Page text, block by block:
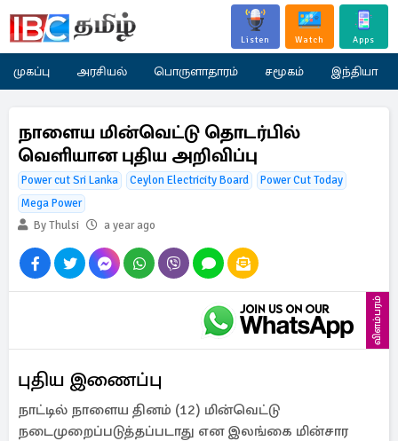
Listen Watch Apps
முகப்பு அரசியல் பொருளாதாரம் சமூகம் இந்தியா
நாளைய மின்வெட்டு தொடர்பில்
வெளியான புதிய அறிவிப்பு
Power cut Sri Lanka Ceylon Electricity Board
Power Cut Today
Mega Power
By Thulsi
a year ago
விளம்பரம்
புதிய இணைப்பு
நாட்டில் நாளைய தினம் (12) மின்வெட்டு
நடைமுறைப்படுத்தப்படாது என இலங்கை மின்சார